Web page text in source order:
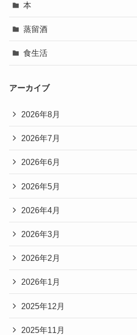
本
蒸留酒
食生活
アーカイブ
2026年8月
2026年7月
2026年6月
2026年5月
2026年4月
2026年3月
2026年2月
2026年1月
2025年12月
2025年11月